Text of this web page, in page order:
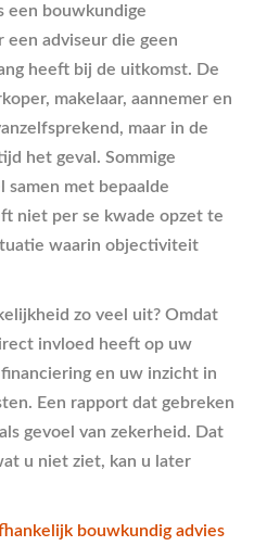
een bouwkundige
adviseur die geen
heeft bij de uitkomst. De
makelaar, aannemer en
maar in de
het geval. Sommige
met bepaalde
niet per se kwade opzet te
waarin objectiviteit
zo veel uit? Omdat
invloed heeft op uw
en uw inzicht in
Een rapport dat gebreken
gevoel van zekerheid. Dat
u niet ziet, kan u later
bouwkundig advies